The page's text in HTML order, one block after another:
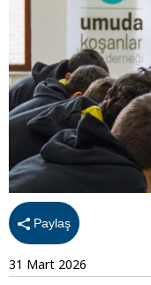
Paylaş
31 Mart 2026